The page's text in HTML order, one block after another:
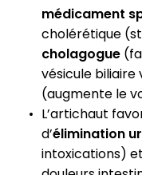
médicament
cholérétique
cholagogue
vésicule biliaire
(augmente le
L’artichaut
d’élimination
intoxications) et